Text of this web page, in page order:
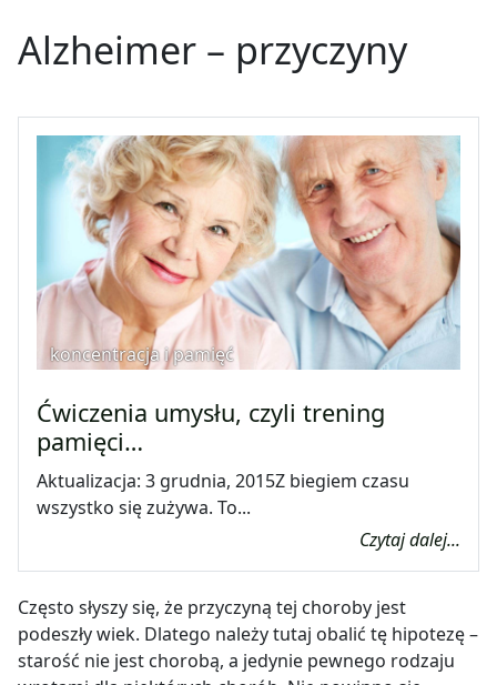
Alzheimer – przyczyny
koncentracja i pamięć
Ćwiczenia umysłu, czyli trening
pamięci…
Aktualizacja: 3 grudnia, 2015Z biegiem czasu
wszystko się zużywa. To...
Czytaj dalej...
Często słyszy się, że przyczyną tej choroby jest
podeszły wiek. Dlatego należy tutaj obalić tę hipotezę –
starość nie jest chorobą, a jedynie pewnego rodzaju